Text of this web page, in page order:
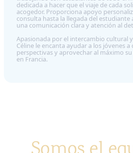
dedicada a hacer que el viaje de cada
acogedor. Proporciona apoyo
consulta hasta la llegada del estudiante
una comunicación clara y atención al
Apasionada por el intercambio cultural
Céline le encanta ayudar a los jóvenes
perspectivas y aprovechar al máximo
en Francia.